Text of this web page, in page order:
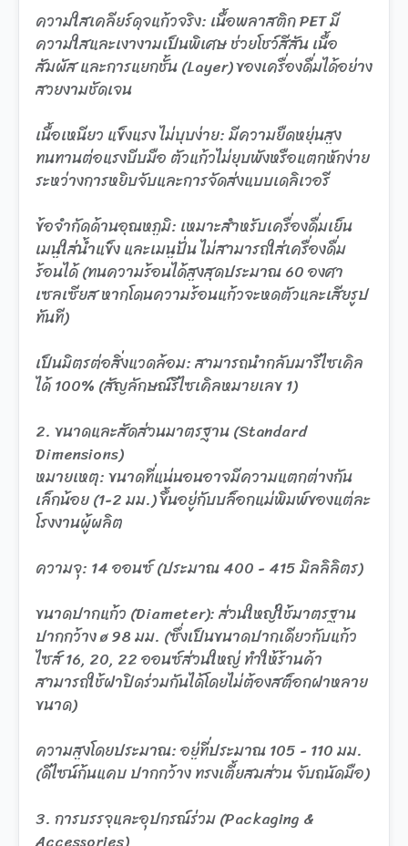
ความใสเคลียร์ดุจแก้วจริง: เนื้อพลาสติก PET มี
ความใสและเงางามเป็นพิเศษ ช่วยโชว์สีสัน เนื้อ
สัมผัส และการแยกชั้น (Layer) ของเครื่องดื่มได้อย่าง
สวยงามชัดเจน
เนื้อเหนียว แข็งแรง ไม่บุบง่าย: มีความยืดหยุ่นสูง
ทนทานต่อแรงบีบมือ ตัวแก้วไม่ยุบพังหรือแตกหักง่าย
ระหว่างการหยิบจับและการจัดส่งแบบเดลิเวอรี
ข้อจำกัดด้านอุณหภูมิ: เหมาะสำหรับเครื่องดื่มเย็น
เมนูใส่น้ำแข็ง และเมนูปั่น ไม่สามารถใส่เครื่องดื่ม
ร้อนได้ (ทนความร้อนได้สูงสุดประมาณ 60 องศา
เซลเซียส หากโดนความร้อนแก้วจะหดตัวและเสียรูป
ทันที)
เป็นมิตรต่อสิ่งแวดล้อม: สามารถนำกลับมารีไซเคิล
ได้ 100% (สัญลักษณ์รีไซเคิลหมายเลข 1)
2. ขนาดและสัดส่วนมาตรฐาน (Standard
Dimensions)
หมายเหตุ: ขนาดที่แน่นอนอาจมีความแตกต่างกัน
เล็กน้อย (1-2 มม.) ขึ้นอยู่กับบล็อกแม่พิมพ์ของแต่ละ
โรงงานผู้ผลิต
ความจุ: 14 ออนซ์ (ประมาณ 400 - 415 มิลลิลิตร)
ขนาดปากแก้ว (Diameter): ส่วนใหญ่ใช้มาตรฐาน
ปากกว้าง ø 98 มม. (ซึ่งเป็นขนาดปากเดียวกับแก้ว
ไซส์ 16, 20, 22 ออนซ์ส่วนใหญ่ ทำให้ร้านค้า
สามารถใช้ฝาปิดร่วมกันได้โดยไม่ต้องสต็อกฝาหลาย
ขนาด)
ความสูงโดยประมาณ: อยู่ที่ประมาณ 105 - 110 มม.
(ดีไซน์ก้นแคบ ปากกว้าง ทรงเตี้ยสมส่วน จับถนัดมือ)
3. การบรรจุและอุปกรณ์ร่วม (Packaging &